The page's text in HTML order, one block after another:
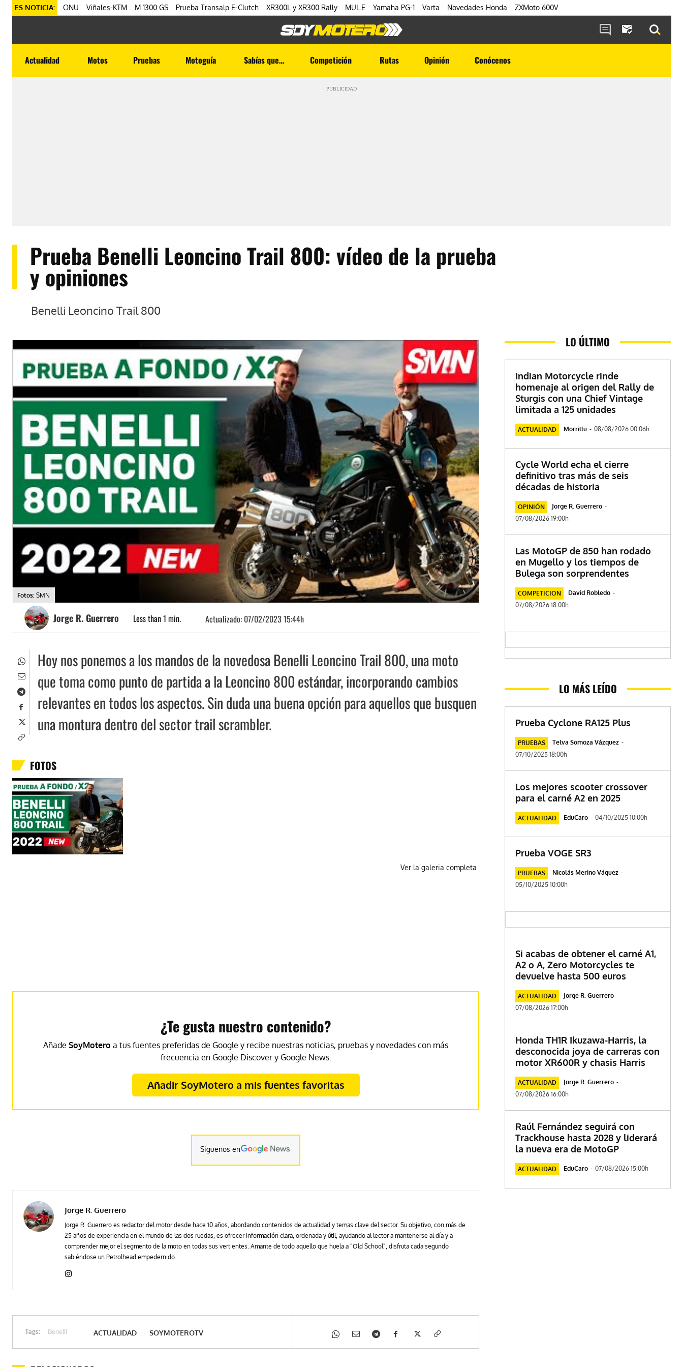
ES NOTICIA: ONU Viñales-KTM M 1300 GS Prueba Transalp E-Clutch XR300L y XR300 Rally MUL.E Yamaha PG-1 Varta Novedades Honda ZXMoto 600V
Actualidad Motos Pruebas Motoguía Sabías que… Competición Rutas Opinión Conócenos
PUBLICIDAD
Prueba Benelli Leoncino Trail 800: vídeo de la prueba
y opiniones
Benelli Leoncino Trail 800
Fotos: SMN
Jorge R. Guerrero Less than 1 min. Actualizado: 07/02/2023 15:44h
Hoy nos ponemos a los mandos de la novedosa Benelli Leoncino Trail 800, una moto
que toma como punto de partida a la Leoncino 800 estándar, incorporando cambios
relevantes en todos los aspectos. Sin duda una buena opción para aquellos que busquen
una montura dentro del sector trail scrambler.
FOTOS
Ver la galeria completa
¿Te gusta nuestro contenido?
AñadeSoyMotero a tus fuentes preferidas de Google y recibe nuestras noticias, pruebas y novedades con más
frecuencia en Google Discover y Google News.
Añadir SoyMotero a mis fuentes favoritas
Siguenos en
Jorge R. Guerrero
Jorge R. Guerrero es redactor del motor desde hace 10 años, abordando contenidos de actualidad y temas clave del sector. Su objetivo, con más de
25 años de experiencia en el mundo de las dos ruedas, es ofrecer información clara, ordenada y útil, ayudando al lector a mantenerse al día y a
comprender mejor el segmento de la moto en todas sus vertientes. Amante de todo aquello que huela a “Old School”, disfruta cada segundo
sabiéndose un Petrolhead empedernido.
Tags: Benelli ACTUALIDAD SOYMOTEROTV
LO ÚLTIMO
Indian Motorcycle rinde
homenaje al origen del Rally de
Sturgis con una Chief Vintage
limitada a 125 unidades
ACTUALIDAD Morrillu - 08/08/2026 00:06h
Cycle World echa el cierre
definitivo tras más de seis
décadas de historia
OPINIÓN Jorge R. Guerrero -
07/08/2026 19:00h
Las MotoGP de 850 han rodado
en Mugello y los tiempos de
Bulega son sorprendentes
COMPETICION David Robledo -
07/08/2026 18:00h
LO MÁS LEÍDO
Prueba Cyclone RA125 Plus
PRUEBAS Telva Somoza Vázquez -
07/10/2025 18:00h
Los mejores scooter crossover
para el carné A2 en 2025
ACTUALIDAD EduCaro - 04/10/2025 10:00h
Prueba VOGE SR3
PRUEBAS Nicolás Merino Váquez -
05/10/2025 10:00h
Si acabas de obtener el carné A1,
A2 o A, Zero Motorcycles te
devuelve hasta 500 euros
ACTUALIDAD Jorge R. Guerrero -
07/08/2026 17:00h
Honda TH1R Ikuzawa-Harris, la
desconocida joya de carreras con
motor XR600R y chasis Harris
ACTUALIDAD Jorge R. Guerrero -
07/08/2026 16:00h
Raúl Fernández seguirá con
Trackhouse hasta 2028 y liderará
la nueva era de MotoGP
ACTUALIDAD EduCaro - 07/08/2026 15:00h